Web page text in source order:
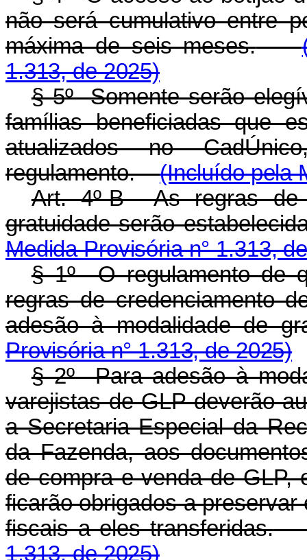
não será cumulativo entre
máxima de seis meses.
1.313, de 2025)
§ 5º Somente serão
famílias beneficiadas que
atualizados no
regulamento.
(Incluído pela
Art. 4º-B As regras de
gratuidade serão
Medida Provisória n° 1.313,
§ 1º O regulamento de
regras de credenciamento
adesão à modalidade de
Provisória n° 1.313, de 2025)
§ 2º Para adesão à
varejistas de GLP deverão
a Secretaria Especial da
da Fazenda, aos
de compra e venda de GLP,
ficarão obrigados a
fiscais a eles transferidas.
1.313, de 2025)